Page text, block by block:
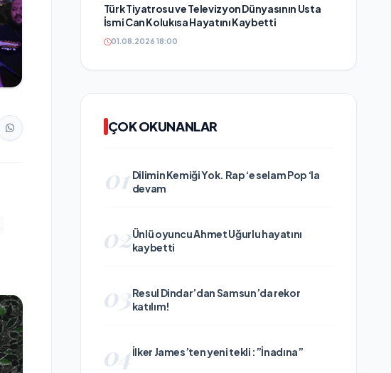
Türk Tiyatrosu ve Televizyon Dünyasının Usta
İsmi Can Kolukısa Hayatını Kaybetti
01.08.2026 18:00
ÇOK OKUNANLAR
01 Dilimin Kemiği Yok. Rap ‘e selam Pop ‘la
devam
02Ünlü oyuncu Ahmet Uğurlu hayatını
kaybetti
03Resul Dindar’dan Samsun’da rekor
katılım!
04İlker James’ten yeni tekli :”İnadına”